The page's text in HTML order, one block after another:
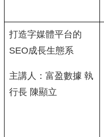
打造字媒體平台的
SEO成長生態系
主講人：富盈數據 執
行長 陳顯立